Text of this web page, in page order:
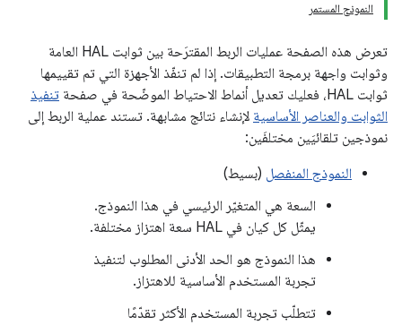
النموذج المستمر
تعرض هذه الصفحة عمليات الربط المقترَحة بين ثوابت HAL العامة
وثوابت واجهة برمجة التطبيقات. إذا لم تنفّذ الأجهزة التي تم تقييمها
ثوابت HAL، فعليك تعديل أنماط الاحتياط الموضّحة في صفحة
تنفيذ
الثوابت والعناصر الأساسية لإنشاء نتائج مشابهة. تستند عملية الربط إلى
نموذجين تلقائيَين مختلفَين:
النموذج المنفصل (بسيط)
السعة هي المتغيّر الرئيسي في هذا النموذج.
يمثّل كل كيان في HAL سعة اهتزاز مختلفة.
هذا النموذج هو الحد الأدنى المطلوب لتنفيذ
تجربة المستخدم الأساسية للاهتزاز.
تتطلّب تجربة المستخدم الأكثر تقدّمًا